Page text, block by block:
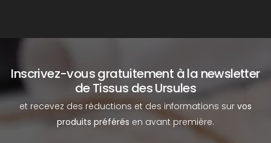
Inscrivez-vous gratuitement à la newsletter
de Tissus des Ursules
et recevez des réductions et des informations sur vos
produits préférés en avant première.